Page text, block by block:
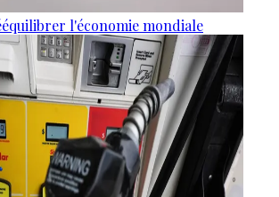
l'économie mondiale